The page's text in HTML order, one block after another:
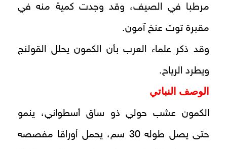
مرطبا في الصيف، وقد وجدت كمية منه في
مقبرة توت عنخ آمون.
وقد ذكر علماء العرب بأن الكمون يحلل القولنج
ويطرد الرياح.
الوصف النباتي
الكمون عشب حولي ذو ساق أسطواني، ينمو
حتى يصل طوله 30 سم، يحمل أوراقا مفصصه